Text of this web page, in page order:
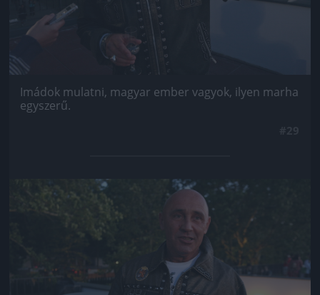
Imádok mulatni, magyar ember vagyok, ilyen marha
egyszerű.
Jön még kép!